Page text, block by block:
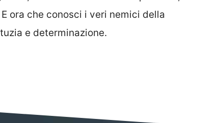
ora che conosci i veri nemici della
e determinazione.